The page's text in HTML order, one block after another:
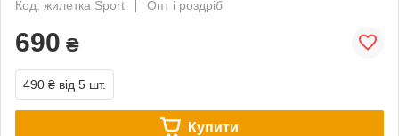
Код: жилетка Sport
Опт і роздріб
690 ₴
490 ₴ від 5 шт.
Купити